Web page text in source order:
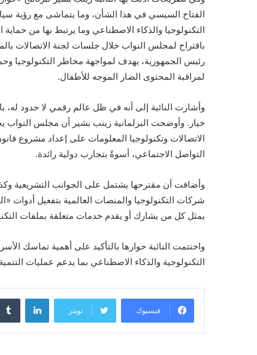
الفتاح السيسي في هذا الشأن، وما يتماشى مع رؤية
التكنولوجيا والذكاء الاصطناعي وما يرتبط بها من
باقتراح لمجلس النواب خلال جلسات لجنة الاتصالات
رئيس الجمهورية، يهدف لمواجهة مخاطر التكنولوجيا
لمراقبة المحتوى الضار الموجه للأطفال.
وأشارت النائبة إلى أنه في ظل عالم رقمي لا حدود
خيار. وأوضحت البرلمانية زينب بشير أن مجلس
الاتصالات وتكنولوجيا المعلومات على إعداد مشروع
التواصل الاجتماعي، أسوةً بتجارب دولية رائدة.
وأضافت أن مقترحها يشتمل على الجوانب التشريعية
شركات التكنولوجيا والمنصات العالمية بتفعيل أدوات
يمثل كل من يشارك أو يقدم خدمات متعلقة بملفات
واختتمت النائبة حوارها بالتأكيد على أهمية تماسك
التكنولوجية والذكاء الاصطناعي بما يدعم عمليات
فيسبوك تويتر
لينكدإن